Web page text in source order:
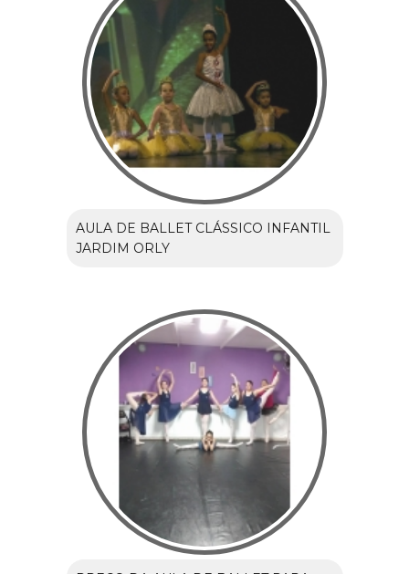
AULA DE BALLET CLÁSSICO INFANTIL
JARDIM ORLY